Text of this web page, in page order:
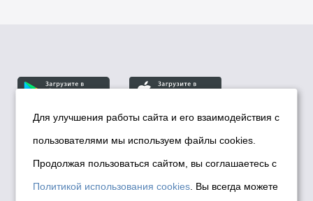
© Департамент информационной политики мэрии
города Новосибирска, 2026
Политика использования Cookies
Для улучшения работы сайта и его взаимодействия с
пользователями мы используем файлы cookies.
Продолжая пользоваться сайтом, вы соглашаетесь с
Политикой использования cookies . Вы всегда можете